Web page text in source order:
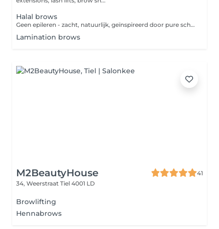
Halal brows
Geen epileren - zacht, natuurlijk, geïnspireerd door pure schoonheid.
Lamination brows
M2BeautyHouse
41
34, Weerstraat Tiel 4001 LD
Browlifting
Hennabrows